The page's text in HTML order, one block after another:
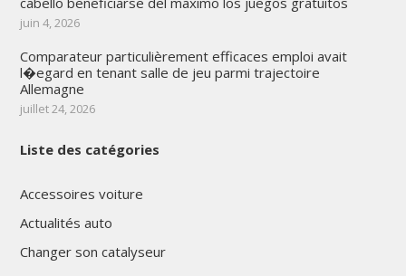
juin 4, 2026
Comparateur particulièrement efficaces emploi avait
l�egard en tenant salle de jeu parmi trajectoire
Allemagne
juillet 24, 2026
Liste des catégories
Accessoires voiture
Actualités auto
Changer son catalyseur